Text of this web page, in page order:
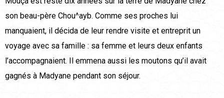
son beau-père Chou^ayb. Comme ses proches lui
manquaient, il décida de leur rendre visite et entreprit un
voyage avec sa famille : sa femme et leurs deux enfants
l’accompagnaient. Il emmena aussi les moutons qu’il avait
gagnés à Madyane pendant son séjour.